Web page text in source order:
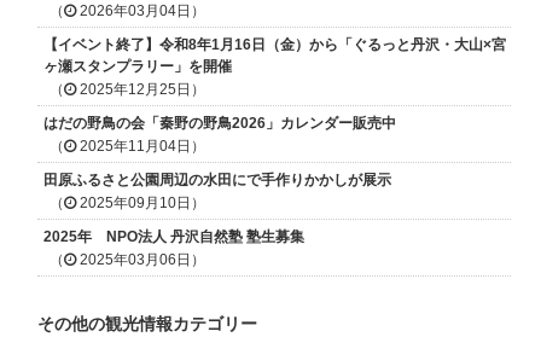
（
2026年03月04日）
【イベント終了】令和8年1月16日（金）から「ぐるっと丹沢・大山×宮
ヶ瀬スタンプラリー」を開催
（
2025年12月25日）
はだの野鳥の会「秦野の野鳥2026」カレンダー販売中
（
2025年11月04日）
田原ふるさと公園周辺の水田にで手作りかかしが展示
（
2025年09月10日）
2025年 NPO法人 丹沢自然塾 塾生募集
（
2025年03月06日）
その他の観光情報カテゴリー